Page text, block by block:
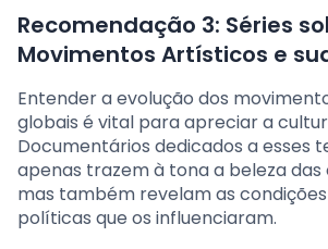
Recomendação 3: Séries
Movimentos Artísticos e
Entender a evolução dos
globais é vital para apreciar a
Documentários dedicados a esses
apenas trazem à tona a beleza
mas também revelam as condições
políticas que os influenciaram.